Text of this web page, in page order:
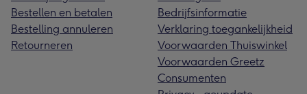
Bestellen en betalen
Bestelling annuleren
Retourneren
Bedrijfsinformatie
Verklaring toegankelijkheid
Voorwaarden Thuiswinkel
Voorwaarden Greetz
Consumenten